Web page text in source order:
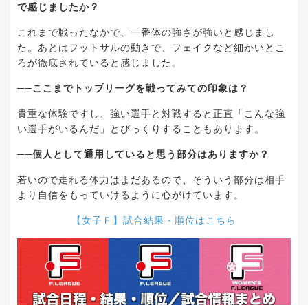
で感じましたか？
これまで戦ったなかで、一番体の強さが強いと感じまし
た。あとはフットサルの動きで、フェイクなど細かいとこ
ろが徹底されていると感じました。
──ここまでトップリーグを戦ってみての印象は？
貴重な体験ですし、強い選手と対戦すると正直「こんな強
い選手がいるんだ」とびっくりすることもあります。
──個人として通用していると思う部分はありますか？
若いので走れる体力はまだあるので、そういう部分は相手
より自信をもっていけるように心がけています。
【女子Ｆ】試合結果・順位はこちら